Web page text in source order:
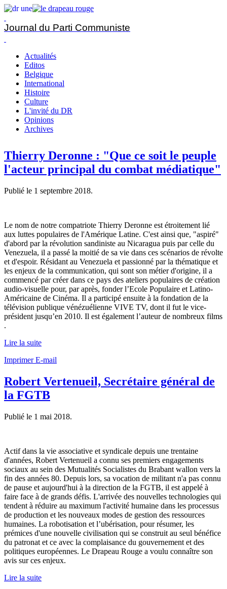
Journal du Parti Communiste
Actualités
Editos
Belgique
International
Histoire
Culture
L'invité du DR
Opinions
Archives
Thierry Deronne : "Que ce soit le peuple
l'acteur principal du combat médiatique"
Publié le 1 septembre 2018.
Le nom de notre compatriote Thierry Deronne est étroitement lié
aux luttes populaires de l'Amérique Latine. C'est ainsi que, "aspiré"
d'abord par la révolution sandiniste au Nicaragua puis par celle du
Venezuela, il a passé la moitié de sa vie dans ces scénarios de révolte
et d'espoir. Résidant au Venezuela et passionné par la thématique et
les enjeux de la communication, qui sont son métier d'origine, il a
commencé par créer dans ce pays des ateliers populaires de création
audio-visuelle pour, par après, fonder l’Ecole Populaire et Latino-
Américaine de Cinéma. Il a participé ensuite à la fondation de la
télévision publique vénézuélienne VIVE TV, dont il fut le vice-
président jusqu’en 2010. Il est également l’auteur de nombreux films
.
Lire la suite
ImprimerE-mail
Robert Vertenueil, Secrétaire général de
la FGTB
Publié le 1 mai 2018.
Actif dans la vie associative et syndicale depuis une trentaine
d'années, Robert Vertenueil a connu ses premiers engagements
sociaux au sein des Mutualités Socialistes du Brabant wallon vers la
fin des années 80. Depuis lors, sa vocation de militant n'a pas connu
de pause et aujourd'hui à la direction de la FGTB, il est appelé à
faire face à de grands défis. L'arrivée des nouvelles technologies qui
tendent à réduire au maximum l'activité humaine dans les processus
de production et les nouveaux modes de gestion des ressources
humaines. La robotisation et l’ubérisation, pour résumer, les
prémices d'une nouvelle civilisation qui se construit au seul bénéfice
du patronat et ce avec la complaisance du gouvernement et des
politiques européennes. Le Drapeau Rouge a voulu connaître son
avis sur ces enjeux.
Lire la suite